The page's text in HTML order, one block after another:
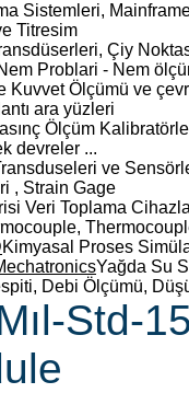
Sistemleri,
Titresim
Çiy
Problari - Nem
Kuvvet Ölçümü ve
ara yüzleri
Ölçüm
devreler ...
ve
, Strain Gage
Veri Toplama
Kimyasal Proses
Yağda Su
Debi Ölçümü,
Std-